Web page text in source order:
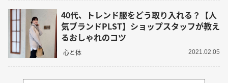
40代、トレンド服をどう取り入れる？【人
気ブランドPLST】ショップスタッフが教え
るおしゃれのコツ
心と体 2021.02.05